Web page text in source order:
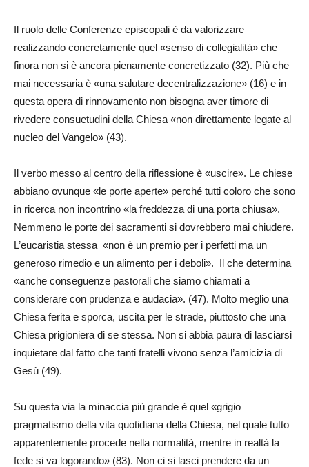
Il ruolo delle Conferenze episcopali è da valorizzare
realizzando concretamente quel «senso di collegialità» che
finora non si è ancora pienamente concretizzato (32). Più che
mai necessaria è «una salutare decentralizzazione» (16) e in
questa opera di rinnovamento non bisogna aver timore di
rivedere consuetudini della Chiesa «non direttamente legate al
nucleo del Vangelo» (43).
Il verbo messo al centro della riflessione è «uscire». Le chiese
abbiano ovunque «le porte aperte» perché tutti coloro che sono
in ricerca non incontrino «la freddezza di una porta chiusa».
Nemmeno le porte dei sacramenti si dovrebbero mai chiudere.
L’eucaristia stessa «non è un premio per i perfetti ma un
generoso rimedio e un alimento per i deboli». Il che determina
«anche conseguenze pastorali che siamo chiamati a
considerare con prudenza e audacia». (47). Molto meglio una
Chiesa ferita e sporca, uscita per le strade, piuttosto che una
Chiesa prigioniera di se stessa. Non si abbia paura di lasciarsi
inquietare dal fatto che tanti fratelli vivono senza l’amicizia di
Gesù (49).
Su questa via la minaccia più grande è quel «grigio
pragmatismo della vita quotidiana della Chiesa, nel quale tutto
apparentemente procede nella normalità, mentre in realtà la
fede si va logorando» (83). Non ci si lasci prendere da un